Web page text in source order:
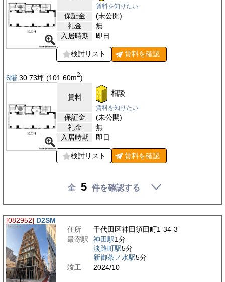
賃料を知りたい
保証金
(未公開)
礼金
無
入居時期
即日
検討リスト 賃料を確認
6階 30.73坪 (101.60m2)
賃料 相談
賃料を知りたい
保証金
(未公開)
礼金
無
入居時期
即日
検討リスト 賃料を確認
全 5 件を確認する
[082952] D2SM
住所
千代田区神田須田町1-34-3
最寄駅
神田駅1分
淡路町駅5分
新御茶ノ水駅5分
竣工
2024/10